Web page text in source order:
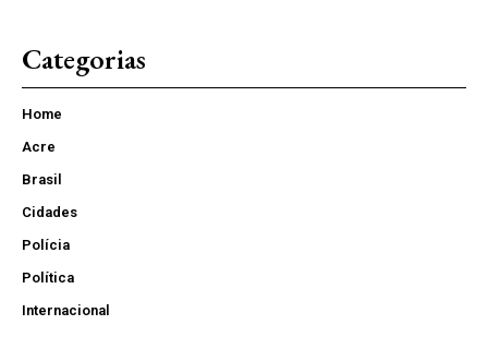
Categorias
Home
Acre
Brasil
Cidades
Polícia
Política
Internacional